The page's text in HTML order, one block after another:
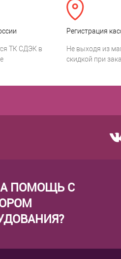
ТК СДЭК в
Регистрация
Не выходя из
скидкой при
ПОМОЩЬ С